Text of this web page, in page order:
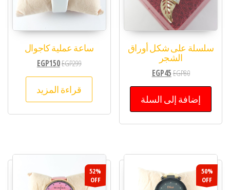
سلسلة على شكل أوراق
الشجر
EGP80
EGP45
إضافة إلى السلة
ساعة عملية كاجوال
EGP299
EGP150
قراءة المزيد
50%
OFF
52%
OFF